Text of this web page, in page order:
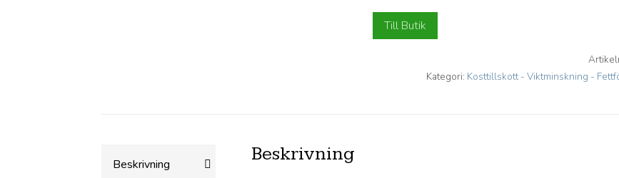
Till Butik
Kategori: Kosttillskott - Viktminskning -
Beskrivning Beskrivning